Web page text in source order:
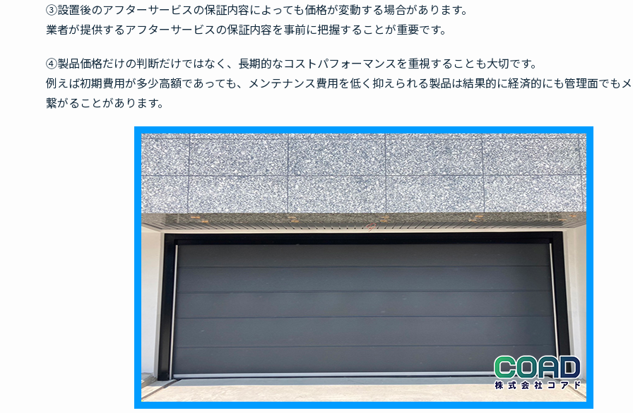
③設置後のアフターサービスの保証内容によっても価格が変動する場合があります。
業者が提供するアフターサービスの保証内容を事前に把握することが重要です。
④製品価格だけの判断だけではなく、長期的なコストパフォーマンスを重視することも大切です。
例えば初期費用が多少高額であっても、メンテナンス費用を低く抑えられる製品は結果的に経済的にも管理面でも
繋がることがあります。